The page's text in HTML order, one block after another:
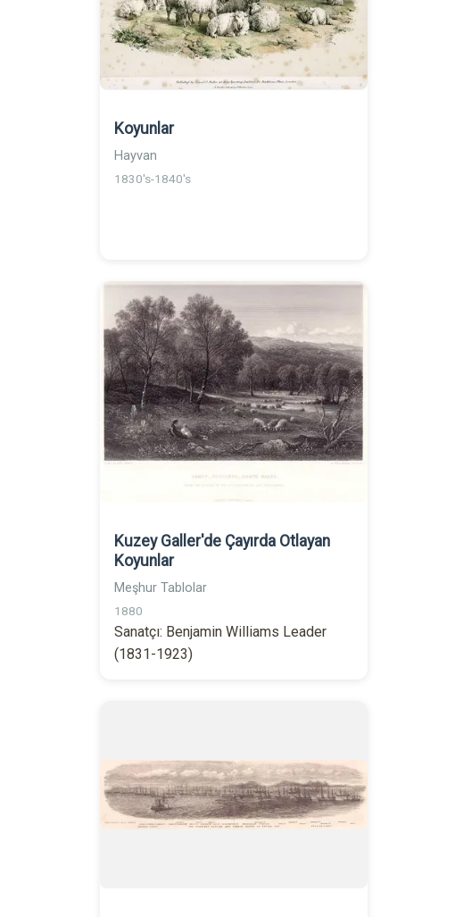
Koyunlar
Hayvan
1830's-1840's
Kuzey Galler'de Çayırda Otlayan
Koyunlar
Meşhur Tablolar
1880
Sanatçı: Benjamin Williams Leader
(1831-1923)